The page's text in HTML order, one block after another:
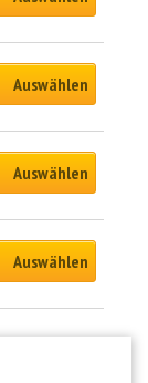
Auswählen
Auswählen
Auswählen